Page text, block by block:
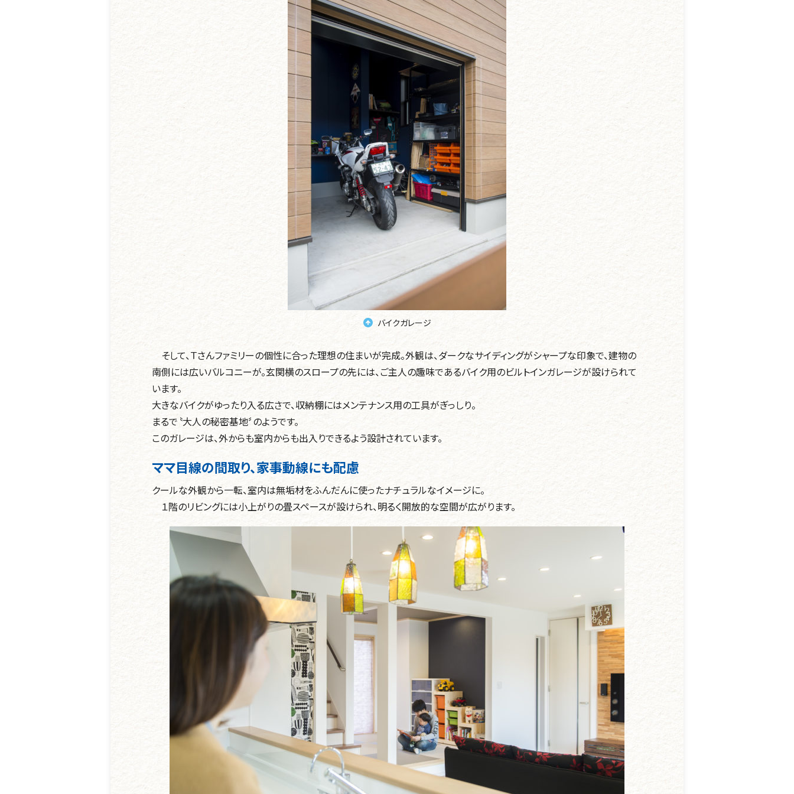
バイクガレージ
そして、Ｔさんファミリーの個性に合った理想の住まいが完成。外観は、ダークなサイディングがシャープな印象で、建物の
南側には広いバルコニーが。玄関横のスロープの先には、ご主人の趣味であるバイク用のビルトインガレージが設けられて
います。
大きなバイクがゆったり入る広さで、収納棚にはメンテナンス用の工具がぎっしり。
まるで〝大人の秘密基地〞のようです。
このガレージは、外からも室内からも出入りできるよう設計されています。
ママ目線の間取り、家事動線にも配慮
クールな外観から一転、室内は無垢材をふんだんに使ったナチュラルなイメージに。
１階のリビングには小上がりの畳スペースが設けられ、明るく開放的な空間が広がります。